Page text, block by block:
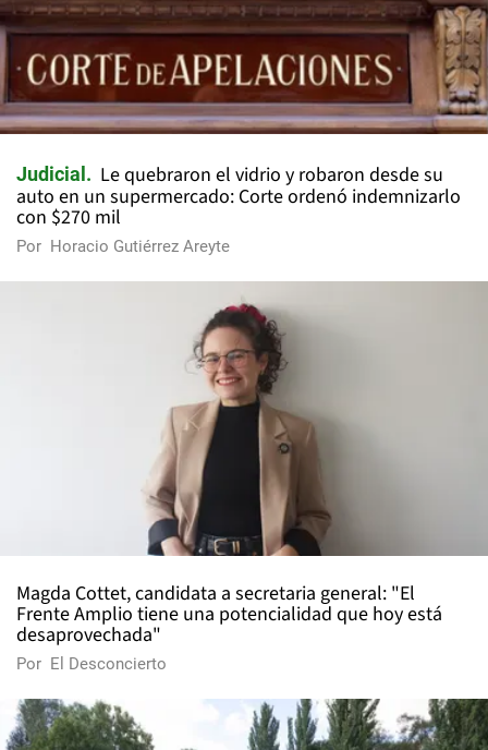
Judicial
Le quebraron el vidrio y robaron desde su
auto en un supermercado: Corte ordenó indemnizarlo
con $270 mil
Por Horacio Gutiérrez Areyte
Magda Cottet, candidata a secretaria general: "El
Frente Amplio tiene una potencialidad que hoy está
desaprovechada"
Por El Desconcierto